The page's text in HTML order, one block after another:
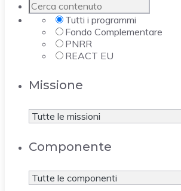
Tutti i programmi
Fondo Complementare
PNRR
REACT EU
Missione
Componente